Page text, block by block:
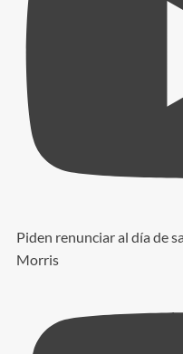
Piden renunciar al día de
Morris